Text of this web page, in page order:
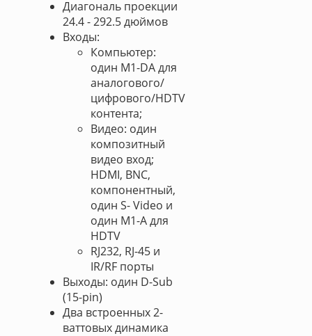
Диагональ проекции
24.4 - 292.5 дюймов
Входы:
Компьютер:
один M1-DA для
аналогового/
цифрового/HDTV
контента;
Видео: один
композитный
видео вход;
HDMI, BNC,
компонентный,
один S- Video и
один M1-A для
HDTV
RJ232, RJ-45 и
IR/RF порты
Выходы: один D-Sub
(15-pin)
Два встроенных 2-
ваттовых динамика